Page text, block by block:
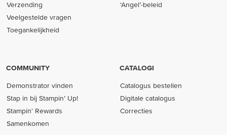
Verzending
Veelgestelde vragen
Toegankelijkheid
‘Angel’-beleid
COMMUNITY
Demonstrator vinden
Stap in bij Stampin’ Up!
Stampin' Rewards
Samenkomen
CATALOGI
Catalogus bestellen
Digitale catalogus
Correcties